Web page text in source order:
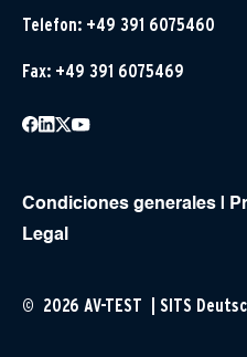
Telefon: +49 391 6075460
Fax: +49 391 6075469
Condiciones generales
Legal
© 2026 AV-TEST | SITS